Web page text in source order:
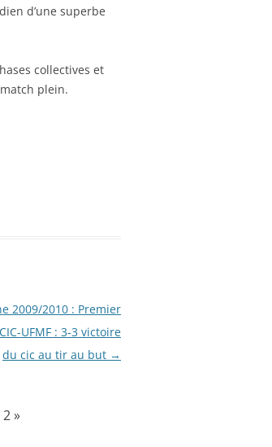
d’une superbe
collectives et
plein.
2009/2010 : Premier
UFMF : 3-3 victoire
du cic au tir au but →
2»